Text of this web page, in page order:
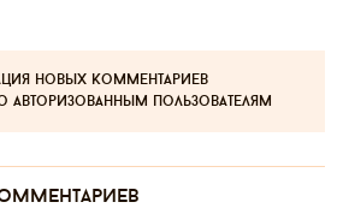
новых комментариев
авторизованным пользователям